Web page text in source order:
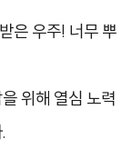
은 우주! 너무 뿌
위해 열심 노력